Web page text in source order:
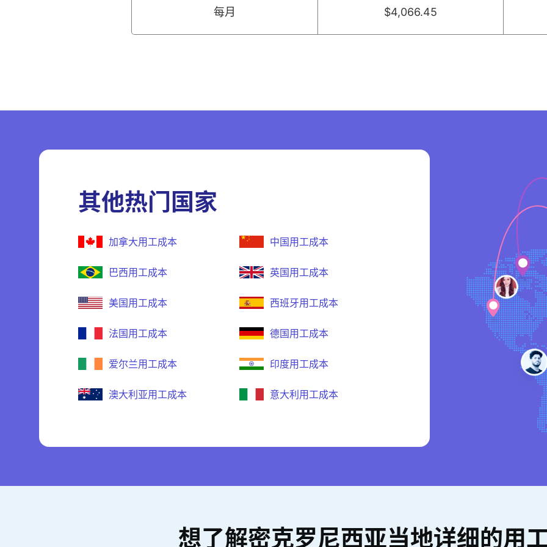
每月 $4,066.45
其他热门国家
加拿大用工成本 中国用工成本
巴西用工成本 英国用工成本
美国用工成本 西班牙用工成本
法国用工成本 德国用工成本
爱尔兰用工成本 印度用工成本
澳大利亚用工成本 意大利用工成本
想了解密克罗尼西亚当地详细的用